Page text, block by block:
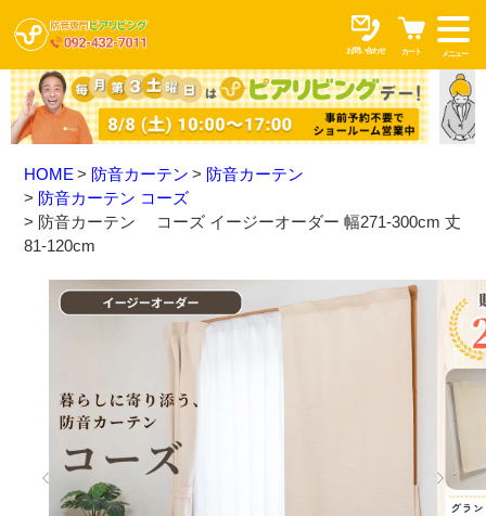
お問い合わせ カート メニュー
HOME 防音カーテン
防音カーテン
防音カーテン コーズ
防音カーテン コーズ イージーオーダー 幅271-300cm 丈
81-120cm